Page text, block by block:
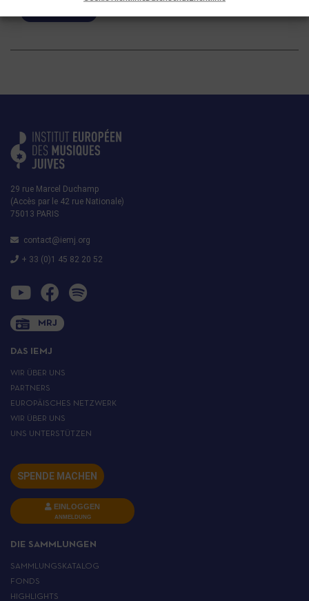
29 rue Marcel Duchamp
(Accès par le 42 rue Nationale)
75013 PARIS
contact@iemj.org
+ 33 (0)1 45 82 20 52
MRJ
DAS IEMJ
WIR ÜBER UNS
PARTNERS
EUROPÄISCHES NETZWERK
WIR ÜBER UNS
UNS UNTERSTÜTZEN
SPENDE MACHEN
EINLOGGEN
ANMELDUNG
DIE SAMMLUNGEN
SAMMLUNGSKATALOG
FONDS
HIGHLIGHTS